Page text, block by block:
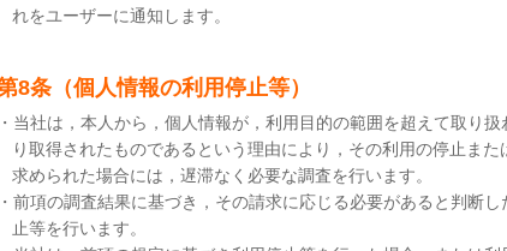
れをユーザーに通知します。
8条（個人情報の利用停止等）
当社は，本人から，個人情報が，利用目的の範囲を超えて取り
り取得されたものであるという理由により，その利用の停止ま
求められた場合には，遅滞なく必要な調査を行います。
前項の調査結果に基づき，その請求に応じる必要があると判断
止等を行います。